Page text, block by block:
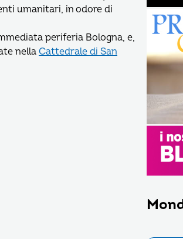
umanitari, in odore di
periferia Bologna, e,
nella Cattedrale di San